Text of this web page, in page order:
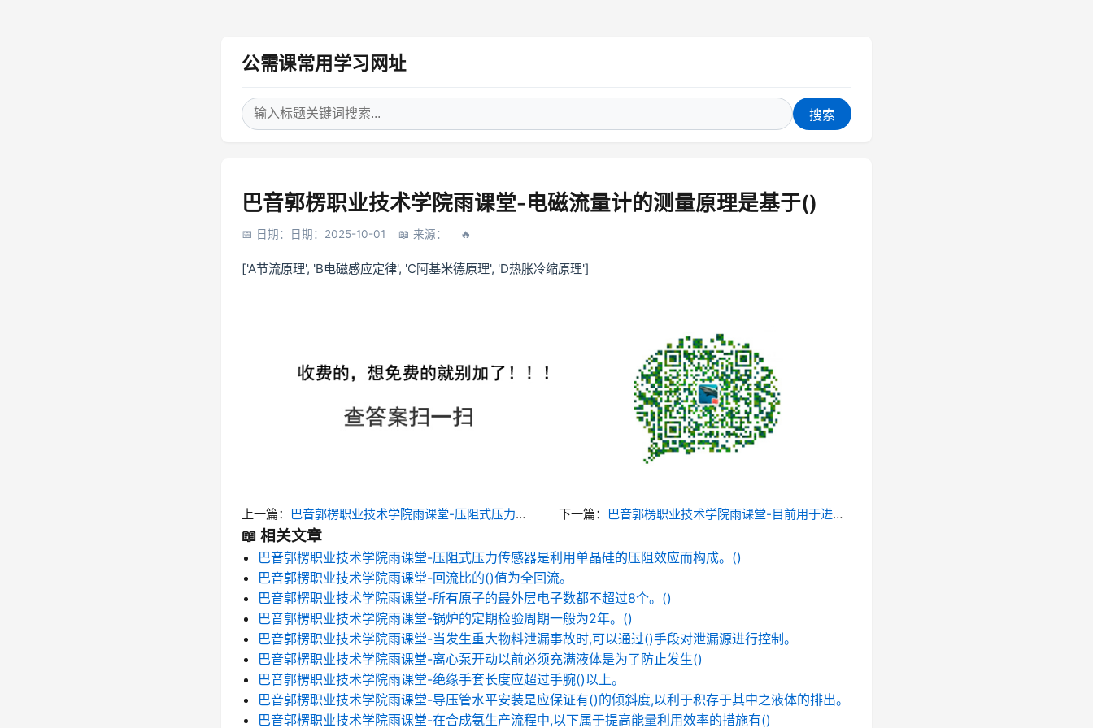
公需课常用学习网址
搜索
巴音郭楞职业技术学院雨课堂-电磁流量计的测量原理是基于()
日期：日期：2025-10-01 来源：
['A节流原理', 'B电磁感应定律', 'C阿基米德原理', 'D热胀冷缩原理']
上一篇： 巴音郭楞职业技术学院雨课堂-压阻式压力传感器是利用单晶硅的压阻效应而构成。() 下一篇： 巴音郭楞职业技术学院雨课堂-目前用于进行吸收计算的是双膜理论。()
📖 相关文章
巴音郭楞职业技术学院雨课堂-压阻式压力传感器是利用单晶硅的压阻效应而构成。()
巴音郭楞职业技术学院雨课堂-回流比的()值为全回流。
巴音郭楞职业技术学院雨课堂-所有原子的最外层电子数都不超过8个。()
巴音郭楞职业技术学院雨课堂-锅炉的定期检验周期一般为2年。()
巴音郭楞职业技术学院雨课堂-当发生重大物料泄漏事故时,可以通过()手段对泄漏源进行控制。
巴音郭楞职业技术学院雨课堂-离心泵开动以前必须充满液体是为了防止发生()
巴音郭楞职业技术学院雨课堂-绝缘手套长度应超过手腕()以上。
巴音郭楞职业技术学院雨课堂-导压管水平安装是应保证有()的倾斜度,以利于积存于其中之液体的排出。
巴音郭楞职业技术学院雨课堂-在合成氨生产流程中,以下属于提高能量利用效率的措施有()